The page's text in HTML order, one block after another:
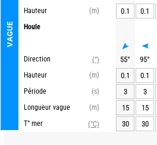
VAGUE
Hauteur
(m)
Houle
Direction
(°)
Hauteur
(m)
Période
(s)
Longueur vague
(m)
T° mer
(°C)
0.1 0.1
55° 95°
0.1
0.1
3
3
15
15
30
30